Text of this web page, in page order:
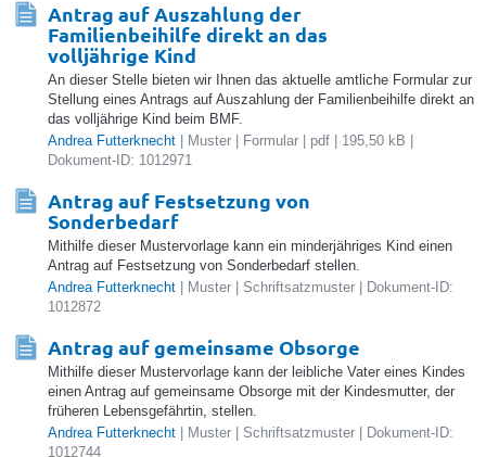
Antrag auf Auszahlung der
Familienbeihilfe direkt an das
volljährige Kind
An dieser Stelle bieten wir Ihnen das aktuelle amtliche Formular zur
Stellung eines Antrags auf Auszahlung der Familienbeihilfe direkt an
das volljährige Kind beim BMF.
Andrea Futterknecht | Muster | Formular | pdf | 195,50 kB |
Dokument-ID: 1012971
Antrag auf Festsetzung von
Sonderbedarf
Mithilfe dieser Mustervorlage kann ein minderjähriges Kind einen
Antrag auf Festsetzung von Sonderbedarf stellen.
Andrea Futterknecht | Muster | Schriftsatzmuster | Dokument-ID:
1012872
Antrag auf gemeinsame Obsorge
Mithilfe dieser Mustervorlage kann der leibliche Vater eines Kindes
einen Antrag auf gemeinsame Obsorge mit der Kindesmutter, der
früheren Lebensgefährtin, stellen.
Andrea Futterknecht | Muster | Schriftsatzmuster | Dokument-ID:
1012744